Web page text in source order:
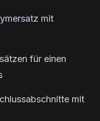
mit
für einen
mit